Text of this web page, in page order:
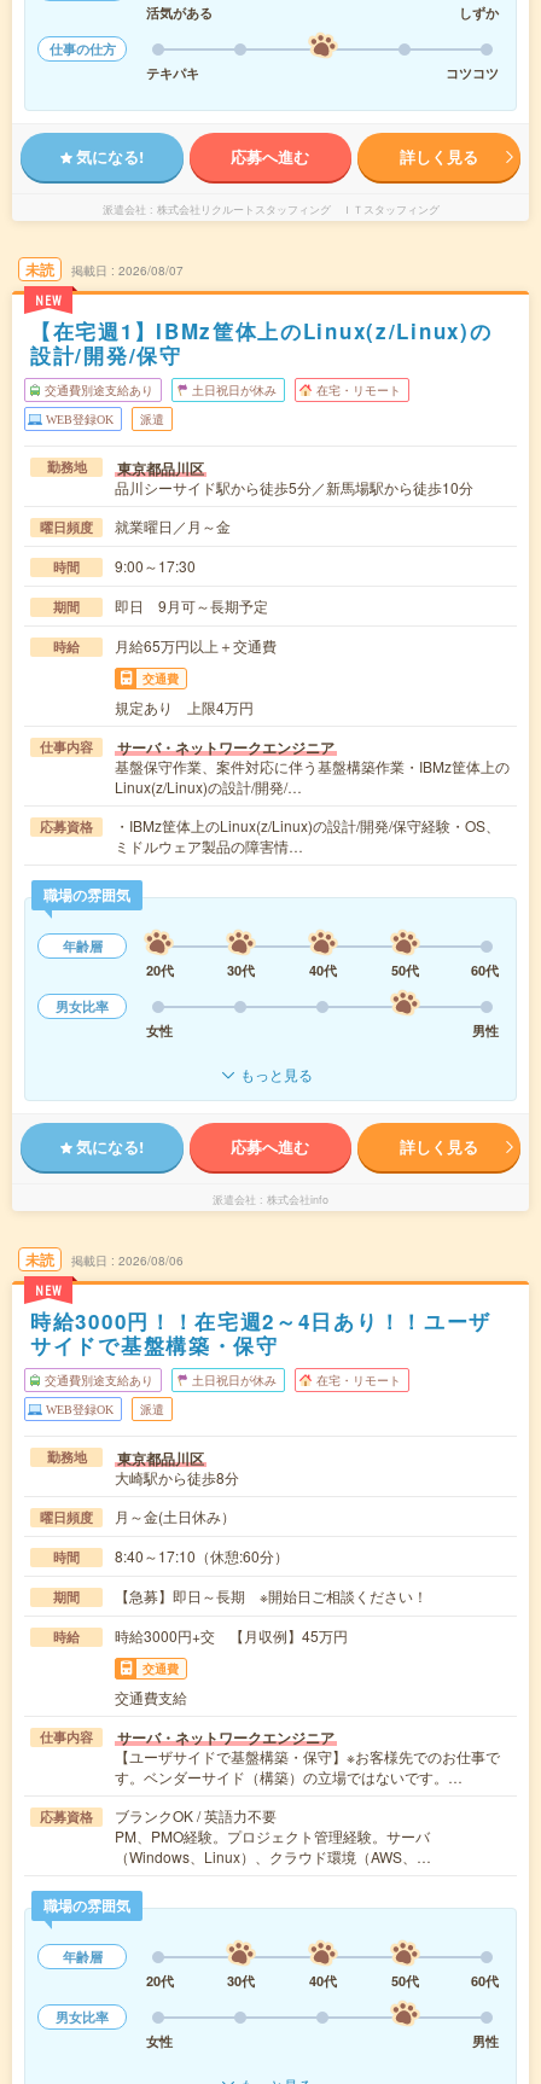
活気がある
しずか
仕事の仕方
テキパキ
コツコツ
気になる! 応募へ進む 詳しく見る
派遣会社 株式会社リクルートスタッフィング ＩＴスタッフィング
未読
NEW
掲載日 2026/08/07
【在宅週1】IBMz筐体上のLinux(z/Linux)の
設計/開発/保守
交通費別途支給あり 土日祝日が休み 在宅・リモート
WEB登録OK 派遣
勤務地 東京都品川区
品川シーサイド駅から徒歩5分／新馬場駅から徒歩10分
曜日頻度 就業曜日／月～金
時間 9:00～17:30
期間 即日 9月可～長期予定
時給 月給65万円以上＋交通費
交通費
規定あり 上限4万円
仕事内容 サーバ・ネットワークエンジニア
基盤保守作業、案件対応に伴う基盤構築作業・IBMz筐体上の
Linux(z/Linux)の設計/開発/…
応募資格
・IBMz筐体上のLinux(z/Linux)の設計/開発/保守経験・OS、
ミドルウェア製品の障害情…
職場の雰囲気
年齢層
20代
30代 40代 50代
60代
男女比率
女性
男性
もっと見る
気になる! 応募へ進む 詳しく見る
派遣会社 株式会社info
未読
NEW
掲載日 2026/08/06
時給3000円！！在宅週2～4日あり！！ユーザ
サイドで基盤構築・保守
交通費別途支給あり 土日祝日が休み 在宅・リモート
WEB登録OK 派遣
勤務地 東京都品川区
大崎駅から徒歩8分
曜日頻度 月～金(土日休み）
時間 8:40～17:10（休憩:60分）
期間 【急募】即日～長期 ※開始日ご相談ください！
時給 時給3000円+交 【月収例】45万円
交通費
交通費支給
仕事内容 サーバ・ネットワークエンジニア
【ユーザサイドで基盤構築・保守】※お客様先でのお仕事で
す。ベンダーサイド（構築）の立場ではないです。…
応募資格
ブランクOK / 英語力不要
PM、PMO経験。プロジェクト管理経験。サーバ
（Windows、Linux）、クラウド環境（AWS、…
職場の雰囲気
年齢層
20代
30代 40代 50代
60代
男女比率
女性
男性